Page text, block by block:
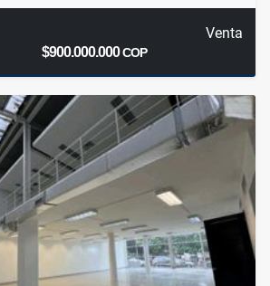
Venta
$900.000.000COP